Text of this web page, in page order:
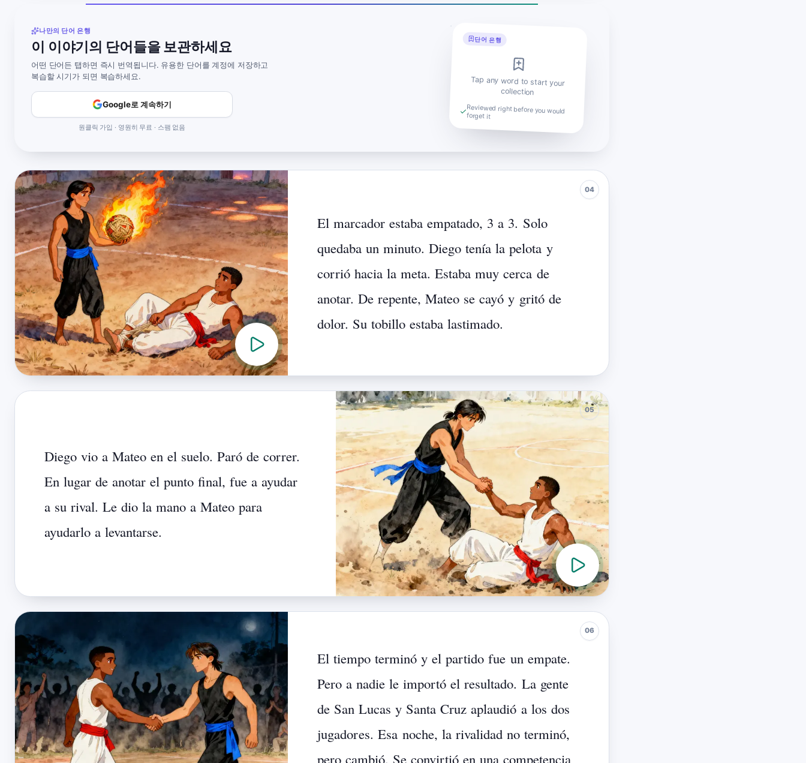
나만의 단어 은행
이 이야기의 단어들을 보관하세요
어떤 단어든 탭하면 즉시 번역됩니다. 유용한 단어를 계정에 저장하고
복습할 시기가 되면 복습하세요.
Google로 계속하기
원클릭 가입 · 영원히 무료 · 스팸 없음
단어 은행
Tap any word to start your
collection
Reviewed right before you would
forget it
El marcador estaba empatado, 3 a 3. Solo
quedaba un minuto. Diego tenía la pelota y
corrió hacia la meta. Estaba muy cerca de
anotar. De repente, Mateo se cayó y gritó de
dolor. Su tobillo estaba lastimado.
Diego vio a Mateo en el suelo. Paró de correr.
En lugar de anotar el punto final, fue a ayudar
a su rival. Le dio la mano a Mateo para
ayudarlo a levantarse.
El tiempo terminó y el partido fue un empate.
Pero a nadie le importó el resultado. La gente
de San Lucas y Santa Cruz aplaudió a los dos
jugadores. Esa noche, la rivalidad no terminó,
pero cambió. Se convirtió en una competencia